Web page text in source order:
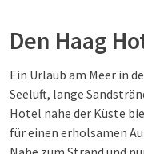
Den Haag
Ein Urlaub am Meer in
Seeluft, lange
Hotel nahe der Küste
für einen erholsamen